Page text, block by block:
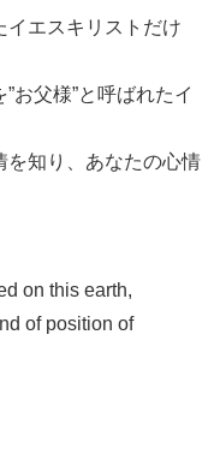
イエスキリストだけ
お父様”と呼ばれたイ
を知り、あなたの心情
on this earth,
of position of